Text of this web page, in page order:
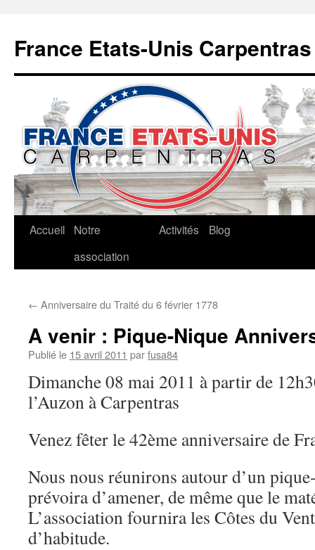
contenu
France Etats-Unis Carpentras
Accueil
Notre
association
Activités Blog
← Anniversaire du Traité du 6 février 1778
A venir : Pique-Nique
Publié le 15 avril 2011 parfusa84
Dimanche 08 mai 2011 à partir de
l’Auzon à Carpentras
Venez fêter le 42ème anniversaire de
Nous nous réunirons autour d’un
prévoira d’amener, de même que le
L’association fournira les Côtes du
d’habitude.